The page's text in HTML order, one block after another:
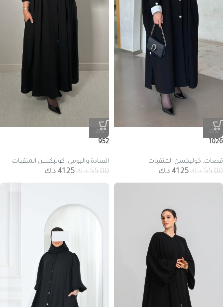
-25%
1026
قصات, كوليكشن المنقبات
55.00 د.ك41.25 د.ك
-25%
952
السادة واليومي, كوليكشن المنقبات
55.00 د.ك41.25 د.ك